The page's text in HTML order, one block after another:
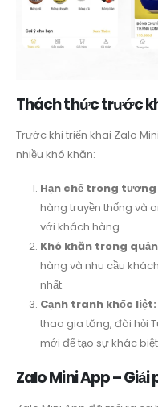
Thách thức trước
Trước khi triển khai Zalo
nhiều khó khăn:
Hạn chế trong
hàng truyền thống và
với khách hàng.
Khó khăn trong
hàng và nhu cầu
nhất.
Cạnh tranh khốc liệt:
thao gia tăng, đòi hỏi
mới để tạo sự khác
Zalo Mini App –